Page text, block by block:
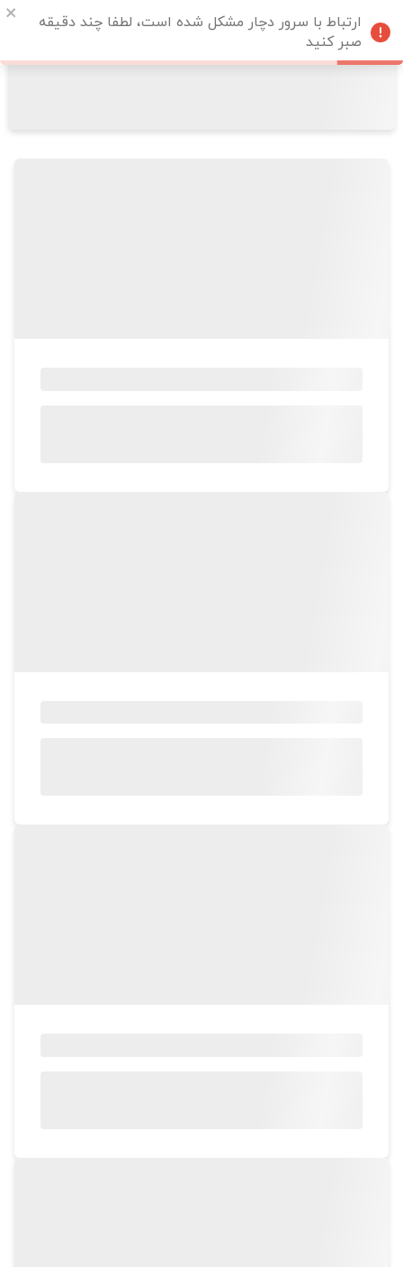
ارتباط با سرور دچار مشکل شده است، لطفا چند دقیقه
صبر کنید